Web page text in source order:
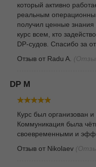
который активно
реальным
получил ценные
курс всем, кто
DP-судов. Спасибо за
Отзыв от Radu A.
DP M
Курс был организован
Коммуникация была
своевременными и
Отзыв от Nikolaev